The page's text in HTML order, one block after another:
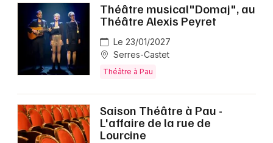
Théâtre musical"Domaj", au
Théâtre Alexis Peyret
Le 23/01/2027
Serres-Castet
Théâtre à Pau
Saison Théâtre à Pau -
L'affaire de la rue de
Lourcine